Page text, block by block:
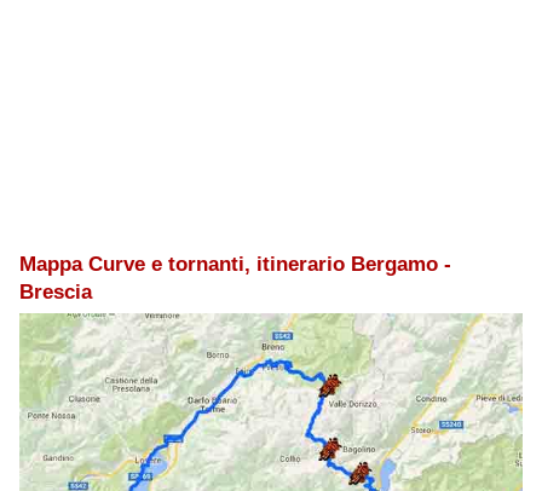
Mappa Curve e tornanti, itinerario Bergamo -
Brescia